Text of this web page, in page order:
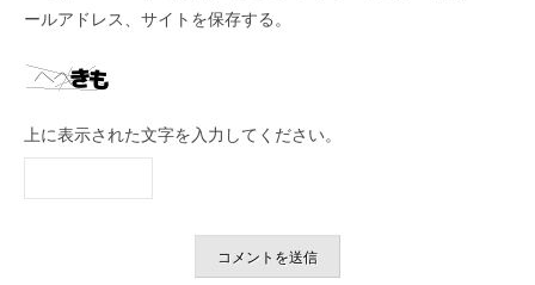
ールアドレス、サイトを保存する。
上に表示された文字を入力してください。